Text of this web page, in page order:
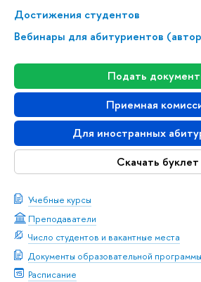
Достижения студентов
Вебинары для абитуриентов
Подать
Приемная
Для иностранных
Скачать буклет
Учебные курсы
Преподаватели
Число студентов и вакантные места
Документы образовательной программы
Расписание